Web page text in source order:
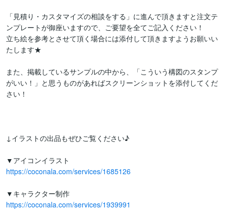
「見積り・カスタマイズの相談をする」に進んで頂きますと注文テ
ンプレートが御座いますので、ご要望を全てご記入ください！
立ち絵を参考とさせて頂く場合には添付して頂きますようお願いい
たします★
また、掲載しているサンプルの中から、「こういう構図のスタンプ
がいい！」と思うものがあればスクリーンショットを添付してくだ
さい！
↓イラストの出品もぜひご覧ください♪
https://coconala.com/services/1685126
https://coconala.com/services/1939991